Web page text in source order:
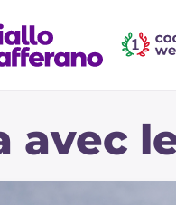
avec